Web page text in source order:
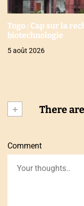
Togo : Cap sur la
biotechnologie
5 août 2026
+ There
Comment